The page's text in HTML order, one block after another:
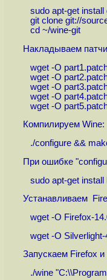
sudo apt-get install
git clone git://
cd ~/wine-git
Накладываем
wget -O
wget -O
wget -O
wget -O
wget -O
Компилируем Wine:
./configure &&
При ошибке
sudo apt-get install
Устанавливаем
wget -O Firefox-
wget -O Silverlight-
Запускаем Firefox
./wine